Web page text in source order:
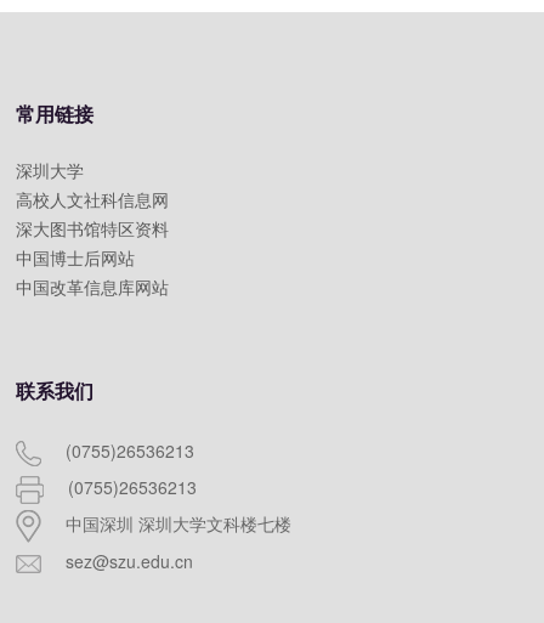
常用链接
深圳大学
高校人文社科信息网
深大图书馆特区资料
中国博士后网站
中国改革信息库网站
联系我们
(0755)26536213
(0755)26536213
中国深圳 深圳大学文科楼七楼
sez@szu.edu.cn